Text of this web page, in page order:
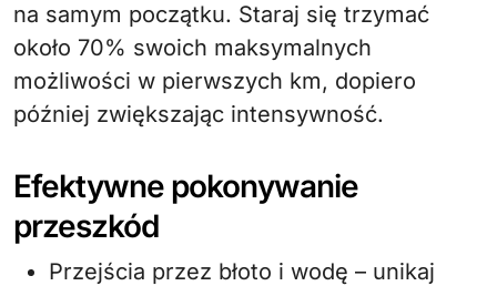
na samym początku. Staraj się trzymać
około 70% swoich maksymalnych
możliwości w pierwszych km, dopiero
później zwiększając intensywność.
Efektywne pokonywanie
przeszkód
Przejścia przez błoto i wodę – unikaj